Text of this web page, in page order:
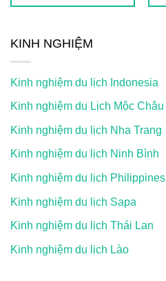
KINH NGHIỆM
Kinh nghiệm du lịch Indonesia
Kinh nghiệm du Lịch Mộc Châu
Kinh nghiệm du lịch Nha Trang
Kinh nghiệm du lịch Ninh Bình
Kinh nghiệm du lịch Philippines
Kinh nghiệm du lịch Sapa
Kinh nghiệm du lịch Thái Lan
Kinh nghiệm du lịch Lào